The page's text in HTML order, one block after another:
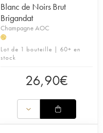
Blanc de Noirs Brut
Brigandat
Champagne AOC
H
Lot de 1 bouteille | 60+ en
stock
26,90€